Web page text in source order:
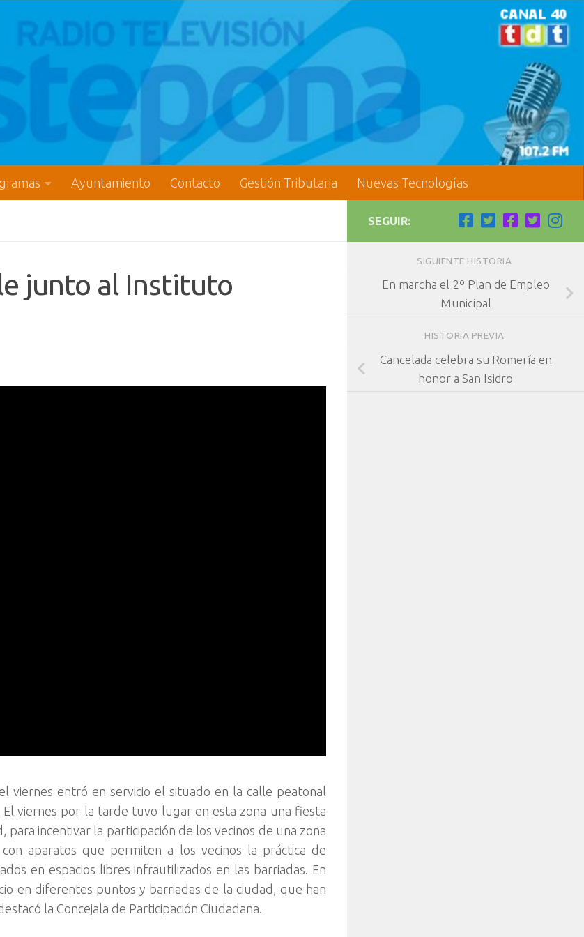
Ayuntamiento Contacto Gestión Tributaria Nuevas Tecnologías
junto al Instituto
viernes entró en servicio el situado en la calle peatonal
viernes por la tarde tuvo lugar en esta zona una fiesta
incentivar la participación de los vecinos de una zona
aparatos que permiten a los vecinos la práctica de
en espacios libres infrautilizados en las barriadas. En
en diferentes puntos y barriadas de la ciudad, que han
la Concejala de Participación Ciudadana.
SEGUIR:
SIGUIENTE HISTORIA
En marcha el 2º Plan de Empleo
Municipal
HISTORIA PREVIA
Cancelada celebra su Romería en
honor a San Isidro